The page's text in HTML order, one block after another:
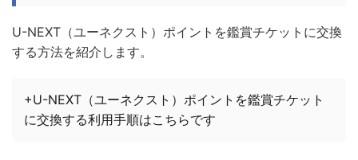
U-NEXT（ユーネクスト）ポイントを鑑賞チケットに交換
する方法を紹介します。
+U-NEXT（ユーネクスト）ポイントを鑑賞チケット
に交換する利用手順はこちらです